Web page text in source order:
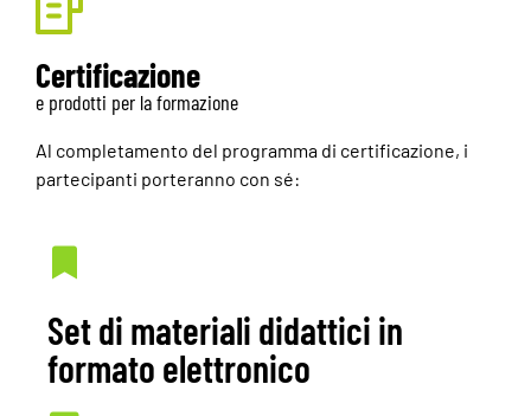
Certificazione
e prodotti per la formazione
Al completamento del programma di certificazione, i
partecipanti porteranno con sé:
Set di materiali didattici in
formato elettronico